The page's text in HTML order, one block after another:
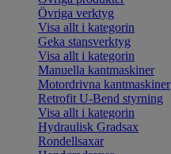
Övriga verktyg
Visa allt i kategorin
Geka stansverktyg
Visa allt i kategorin
Manuella kantmaskiner
Motordrivna kantmaskiner
Retrofit U-Bend styrning
Visa allt i kategorin
Hydraulisk Gradsax
Rondellsaxar